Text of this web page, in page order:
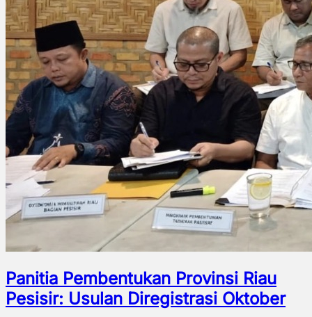
Panitia Pembentukan Provinsi Riau
Pesisir: Usulan Diregistrasi Oktober